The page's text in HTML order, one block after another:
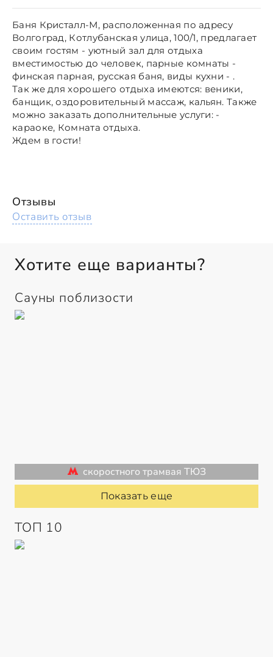
Баня Кристалл-М, расположенная по адресу
Волгоград, Котлубанская улица, 100/1, предлагает
своим гостям - уютный зал для отдыха
вместимостью до человек, парные комнаты -
финская парная, русская баня, виды кухни - .
Так же для хорошего отдыха имеются: веники,
банщик, оздоровительный массаж, кальян. Также
можно заказать дополнительные услуги: -
караоке, Комната отдыха.
Ждем в гости!
Отзывы
Оставить отзыв
Хотите еще варианты?
Сауны поблизости
скоростного трамвая ТЮЗ
Показать еще
ТОП 10